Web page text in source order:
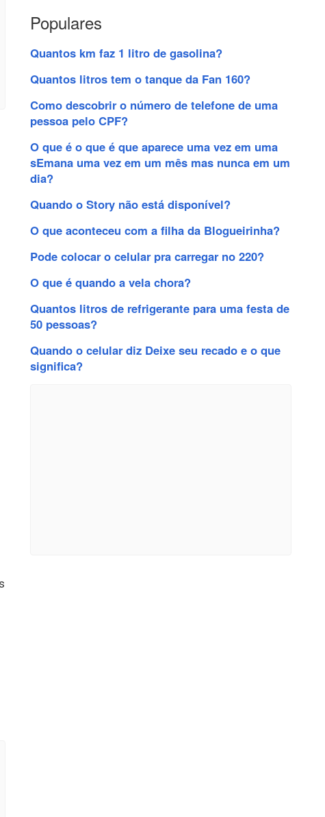
Populares
Quantos km faz 1 litro de gasolina?
Quantos litros tem o tanque da Fan 160?
Como descobrir o número de telefone de uma
pessoa pelo CPF?
O que é o que é que aparece uma vez em uma
sEmana uma vez em um mês mas nunca em um
dia?
Quando o Story não está disponível?
O que aconteceu com a filha da Blogueirinha?
Pode colocar o celular pra carregar no 220?
O que é quando a vela chora?
Quantos litros de refrigerante para uma festa de
50 pessoas?
Quando o celular diz Deixe seu recado e o que
significa?